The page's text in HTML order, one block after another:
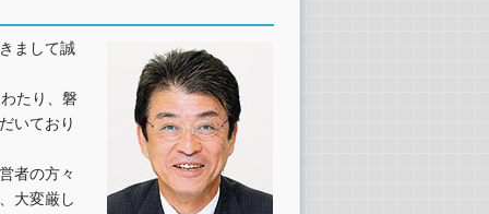
まして誠
たり、磐
いており
者の方々
大変厳し